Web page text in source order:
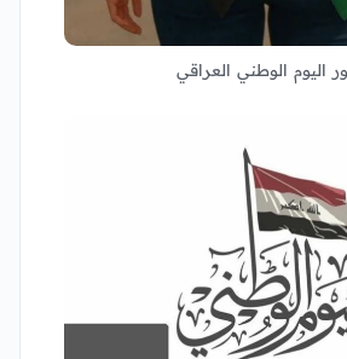
اليوم الوطني العراقي